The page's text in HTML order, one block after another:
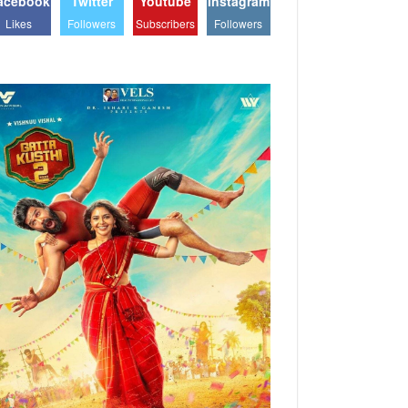
Likes Followers Subscribers Followers